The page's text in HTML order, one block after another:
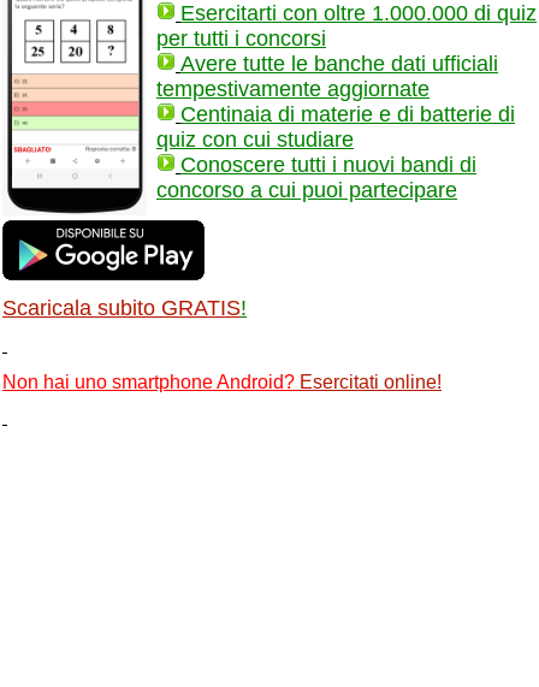
Esercitarti con oltre 1.000.000 di quiz
per tutti i concorsi
Avere tutte le banche dati ufficiali
tempestivamente aggiornate
Centinaia di materie e di batterie di
quiz con cui studiare
Conoscere tutti i nuovi bandi di
concorso a cui puoi partecipare
Scaricala subito GRATIS!
Non hai uno smartphone Android? Esercitati online!